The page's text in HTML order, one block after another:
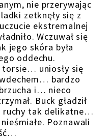
nie przerywając
zetknęły się z
ekstremalnej
Wczuwał się
jego skóra była
oddechu.
torsie… uniosły się
bardzo
i… nieco
Buck gładził
ruchy tak delikatne…
Poznawali